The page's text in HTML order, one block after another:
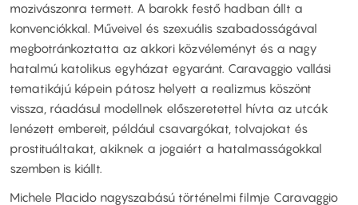
mozivászonra termett. A barokk festő hadban állt a
konvenciókkal. Műveivel és szexuális szabadosságával
megbotránkoztatta az akkori közvéleményt és a nagy
hatalmú katolikus egyházat egyaránt. Caravaggio vallási
tematikájú képein pátosz helyett a realizmus köszönt
vissza, ráadásul modellnek előszeretettel hívta az utcák
lenézett embereit, például csavargókat, tolvajokat és
prostituáltakat, akiknek a jogaiért a hatalmasságokkal
szemben is kiállt.
Michele Placido nagyszabású történelmi filmje Caravaggio